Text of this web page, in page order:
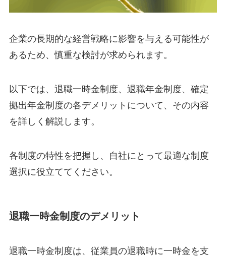
企業の長期的な経営戦略に影響を与える可能性が
あるため、慎重な検討が求められます。
以下では、退職一時金制度、退職年金制度、確定
拠出年金制度の各デメリットについて、その内容
を詳しく解説します。
各制度の特性を把握し、自社にとって最適な制度
選択に役立ててください。
退職一時金制度のデメリット
退職一時金制度は、従業員の退職時に一時金を支